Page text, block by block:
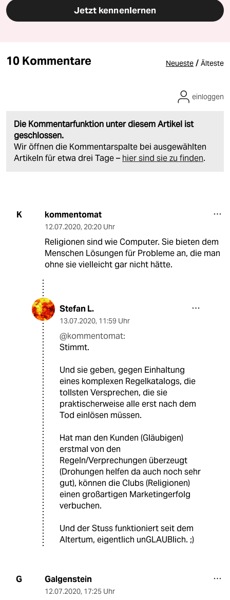
Jetzt kennenlernen
10 Kommentare Neueste / Älteste
Die Kommentarfunktion unter diesem Artikel ist
geschlossen.
Wir öffnen die Kommentarspalte bei ausgewählten
Artikeln für etwa drei Tage – hier sind sie zu finden.
einloggen
K kommentomat
12.07.2020, 20:20 Uhr
Religionen sind wie Computer. Sie bieten dem
Menschen Lösungen für Probleme an, die man
ohne sie vielleicht gar nicht hätte.
Stefan L.
13.07.2020, 11:59 Uhr
@kommentomat:
Stimmt.
Und sie geben, gegen Einhaltung
eines komplexen Regelkatalogs, die
tollsten Versprechen, die sie
praktischerweise alle erst nach dem
Tod einlösen müssen.
Hat man den Kunden (Gläubigen)
erstmal von den
Regeln/Verprechungen überzeugt
(Drohungen helfen da auch noch sehr
gut), können die Clubs (Religionen)
einen großartigen Marketingerfolg
verbuchen.
Und der Stuss funktioniert seit dem
Altertum, eigentlich unGLAUBlich. ;)
G Galgenstein
12.07.2020, 17:25 Uhr